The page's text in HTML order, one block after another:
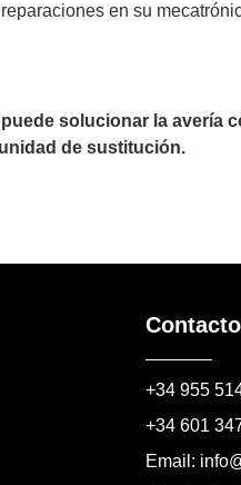
en su
solucionar la avería
de sustitución.
Contacto
+34 955
+34 601
Email: